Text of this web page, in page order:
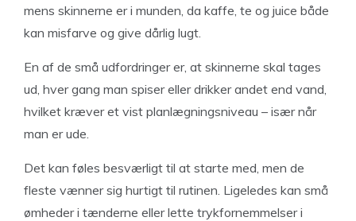
mens skinnerne er i munden, da kaffe, te og juice både
kan misfarve og give dårlig lugt.
En af de små udfordringer er, at skinnerne skal tages
ud, hver gang man spiser eller drikker andet end vand,
hvilket kræver et vist planlægningsniveau – især når
man er ude.
Det kan føles besværligt til at starte med, men de
fleste vænner sig hurtigt til rutinen. Ligeledes kan små
ømheder i tænderne eller lette trykfornemmelser i